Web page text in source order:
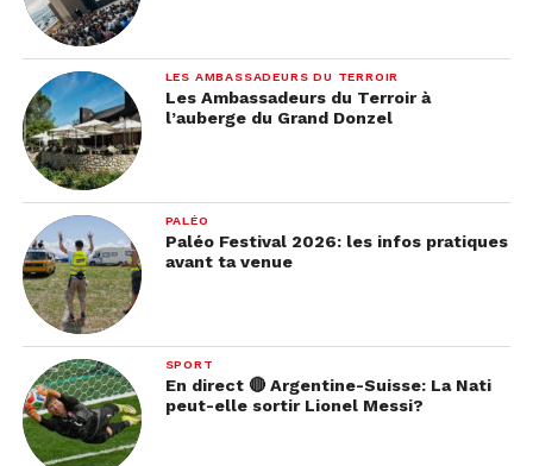
LES AMBASSADEURS DU TERROIR
Les Ambassadeurs du Terroir à
l’auberge du Grand Donzel
PALÉO
Paléo Festival 2026: les infos pratiques
avant ta venue
SPORT
En direct 🔴 Argentine-Suisse: La Nati
peut-elle sortir Lionel Messi?